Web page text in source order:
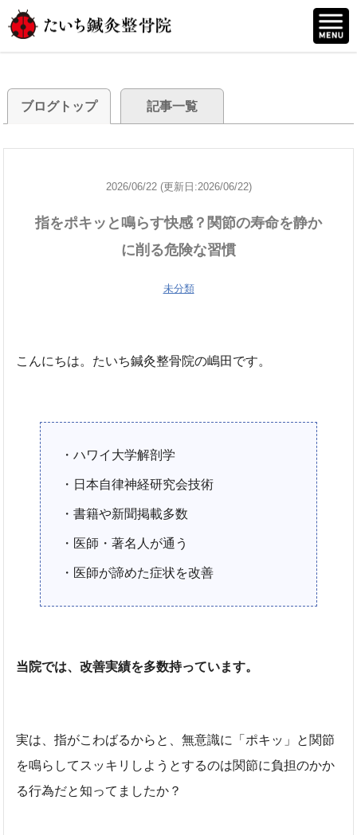
ブログトップ 記事一覧
2026/06/22 (更新日:2026/06/22)
指をポキッと鳴らす快感？関節の寿命を静か
に削る危険な習慣
未分類
こんにちは。たいち鍼灸整骨院の嶋田です。
・ハワイ大学解剖学
・日本自律神経研究会技術
・書籍や新聞掲載多数
・医師・著名人が通う
・医師が諦めた症状を改善
当院では、改善実績を多数持っています。
実は、指がこわばるからと、無意識に「ポキッ」と関節
を鳴らしてスッキリしようとするのは関節に負担のかか
る行為だと知ってましたか？